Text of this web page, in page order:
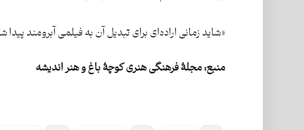
«شاید زمانی اراده‌ای برای تبدیل آن به فیلمی آبرومند
منبع: مجلۀ فرهنگی هنری کوچۀ باغ و هنر اندیشه